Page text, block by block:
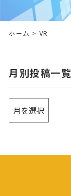
ホーム > VR
月別投稿一覧